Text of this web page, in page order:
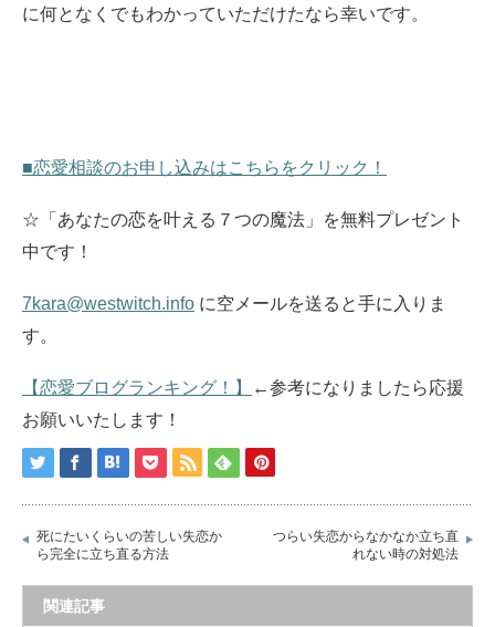
に何となくでもわかっていただけたなら幸いです。
■恋愛相談のお申し込みはこちらをクリック！
☆「あなたの恋を叶える７つの魔法」を無料プレゼント
中です！
7kara@westwitch.info に空メールを送ると手に入りま
す。
【恋愛ブログランキング！】
←参考になりましたら応援
お願いいたします！
死にたいくらいの苦しい失恋か
ら完全に立ち直る方法
つらい失恋からなかなか立ち直
れない時の対処法
関連記事